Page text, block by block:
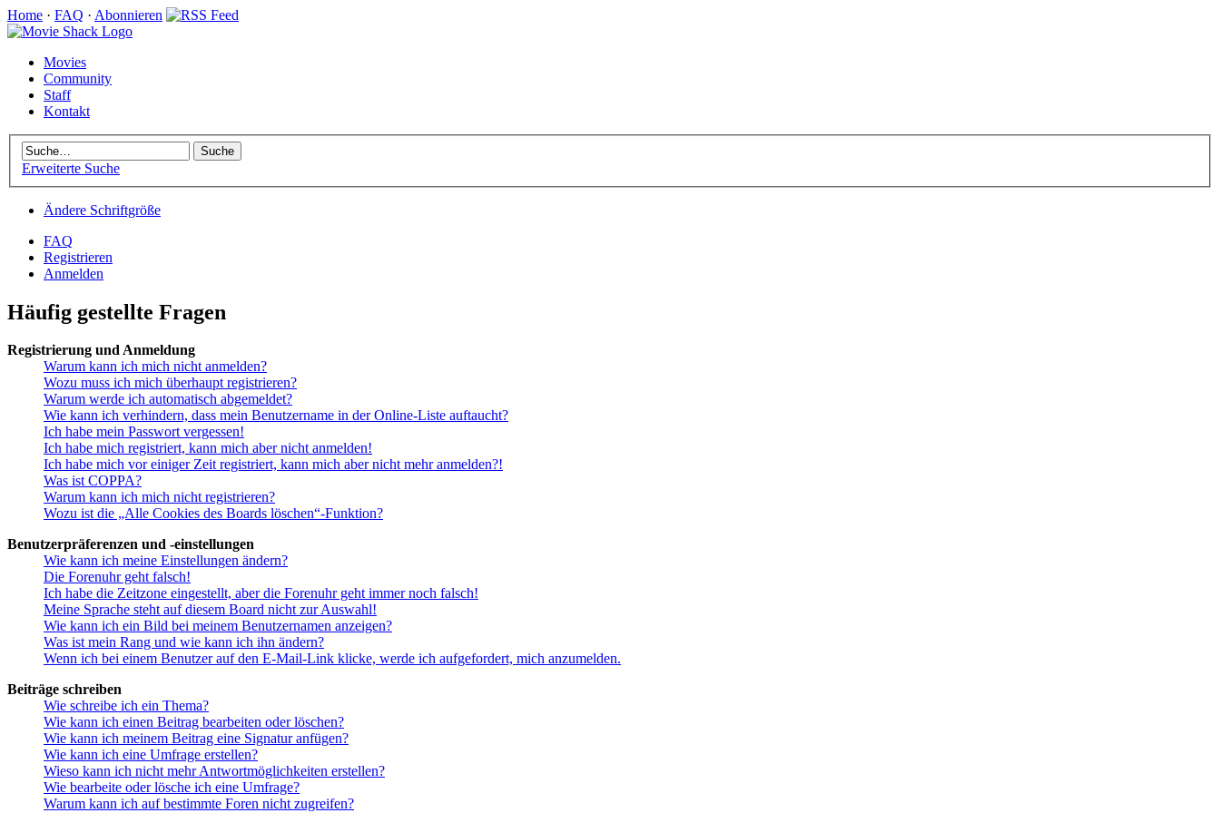
Home · FAQ · Abonnieren
Movies
Community
Staff
Kontakt
Erweiterte Suche
Ändere Schriftgröße
FAQ
Registrieren
Anmelden
Häufig gestellte Fragen
Registrierung und Anmeldung
Warum kann ich mich nicht anmelden?
Wozu muss ich mich überhaupt registrieren?
Warum werde ich automatisch abgemeldet?
Wie kann ich verhindern, dass mein Benutzername in der Online-Liste auftaucht?
Ich habe mein Passwort vergessen!
Ich habe mich registriert, kann mich aber nicht anmelden!
Ich habe mich vor einiger Zeit registriert, kann mich aber nicht mehr anmelden?!
Was ist COPPA?
Warum kann ich mich nicht registrieren?
Wozu ist die „Alle Cookies des Boards löschen“-Funktion?
Benutzerpräferenzen und -einstellungen
Wie kann ich meine Einstellungen ändern?
Die Forenuhr geht falsch!
Ich habe die Zeitzone eingestellt, aber die Forenuhr geht immer noch falsch!
Meine Sprache steht auf diesem Board nicht zur Auswahl!
Wie kann ich ein Bild bei meinem Benutzernamen anzeigen?
Was ist mein Rang und wie kann ich ihn ändern?
Wenn ich bei einem Benutzer auf den E-Mail-Link klicke, werde ich aufgefordert, mich anzumelden.
Beiträge schreiben
Wie schreibe ich ein Thema?
Wie kann ich einen Beitrag bearbeiten oder löschen?
Wie kann ich meinem Beitrag eine Signatur anfügen?
Wie kann ich eine Umfrage erstellen?
Wieso kann ich nicht mehr Antwortmöglichkeiten erstellen?
Wie bearbeite oder lösche ich eine Umfrage?
Warum kann ich auf bestimmte Foren nicht zugreifen?